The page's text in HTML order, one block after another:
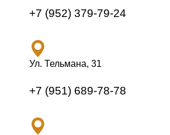
+7 (952) 379-79-24
Ул. Тельмана, 31
+7 (951) 689-78-78